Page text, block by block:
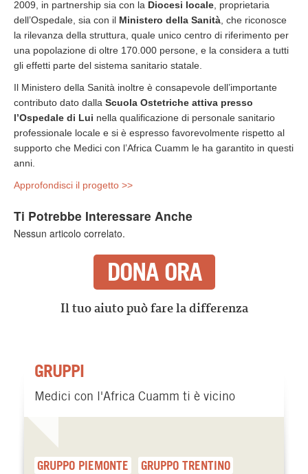
2009, in partnership sia con la Diocesi locale, proprietaria
dell’Ospedale, sia con il Ministero della Sanità, che riconosce
la rilevanza della struttura, quale unico centro di riferimento per
una popolazione di oltre 170.000 persone, e la considera a tutti
gli effetti parte del sistema sanitario statale.
Il Ministero della Sanità inoltre è consapevole dell’importante
contributo dato dalla Scuola Ostetriche attiva presso
l’Ospedale di Lui nella qualificazione di personale sanitario
professionale locale e si è espresso favorevolmente rispetto al
supporto che Medici con l’Africa Cuamm le ha garantito in questi
anni.
Approfondisci il progetto >>
Ti Potrebbe Interessare Anche
Nessun articolo correlato.
DONA ORA
Il tuo aiuto può fare la differenza
GRUPPI
Medici con l'Africa Cuamm ti è vicino
GRUPPO PIEMONTE
GRUPPO TRENTINO